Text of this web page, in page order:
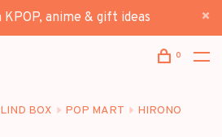
anime & gift ideas
0
BOX POP MART HIRONO